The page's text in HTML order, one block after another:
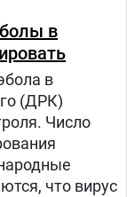
в
в
(ДРК)
Число
что вирус